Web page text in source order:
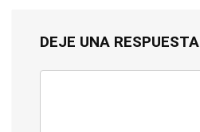
DEJE UNA RESPUESTA